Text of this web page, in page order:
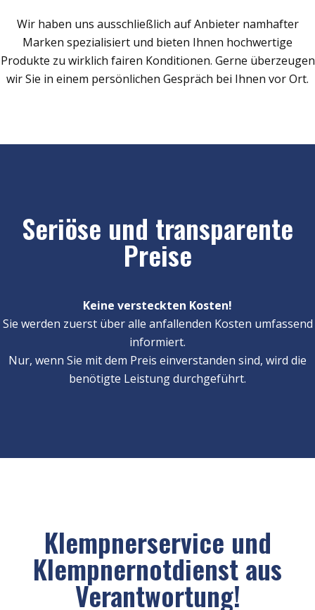
Wir haben uns ausschließlich auf Anbieter namhafter
Marken spezialisiert und bieten Ihnen hochwertige
Produkte zu wirklich fairen Konditionen. Gerne überzeugen
wir Sie in einem persönlichen Gespräch bei Ihnen vor Ort.
Seriöse und transparente
Preise
Keine versteckten Kosten!
Sie werden zuerst über alle anfallenden Kosten umfassend
informiert.
Nur, wenn Sie mit dem Preis einverstanden sind, wird die
benötigte Leistung durchgeführt.
Klempnerservice und
Klempnernotdienst aus
Verantwortung!